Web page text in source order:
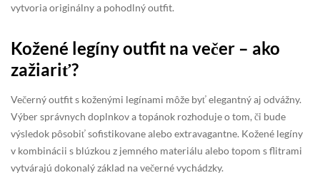
vytvoria originálny a pohodlný outfit.
Kožené legíny outfit na večer – ako
zažiariť?
Večerný outfit s koženými legínami môže byť elegantný aj odvážny.
Výber správnych doplnkov a topánok rozhoduje o tom, či bude
výsledok pôsobiť sofistikovane alebo extravagantne. Kožené legíny
v kombinácii s blúzkou z jemného materiálu alebo topom s flitrami
vytvárajú dokonalý základ na večerné vychádzky.